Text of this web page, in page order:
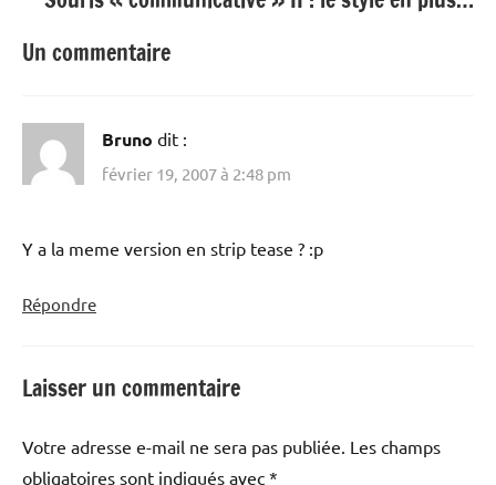
Un commentaire
Bruno dit :
février 19, 2007 à 2:48 pm
Y a la meme version en strip tease ? :p
Répondre
Laisser un commentaire
Votre adresse e-mail ne sera pas publiée. Les champs
obligatoires sont indiqués avec *